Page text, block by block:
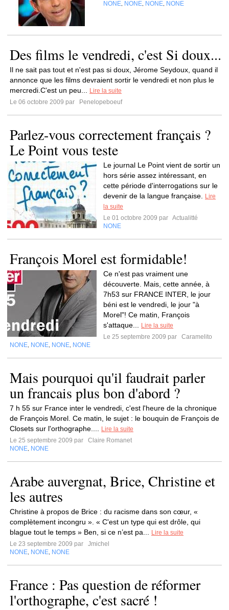
NONE NONE NONE NONE
Des films le vendredi, c'est Si doux...
Il ne sait pas tout et n'est pas si doux, Jérome Seydoux, quand il
annonce que les films devraient sortir le vendredi et non plus le
mercredi.C'est un peu...
Lire la suite
Le 06 octobre 2009 par
Penelopeboeuf
Parlez-vous correctement français ?
Le Point vous teste
Le journal Le Point vient de sortir un
hors série assez intéressant, en
cette période d'interrogations sur le
devenir de la langue française.
Lire
la suite
Le 01 octobre 2009 par Actualitté
NONE
François Morel est formidable!
Ce n'est pas vraiment une
découverte. Mais, cette année, à
7h53 sur FRANCE INTER, le jour
béni est le vendredi, le jour "à
Morel"! Ce matin, François
s'attaque...
Lire la suite
Le 25 septembre 2009 par
Caramelito
NONE NONE NONE NONE
Mais pourquoi qu'il faudrait parler
un francais plus bon d'abord ?
7 h 55 sur France inter le vendredi, c'est l'heure de la chronique
de François Morel. Ce matin, le sujet : le bouquin de François de
Closets sur l'orthographe....
Lire la suite
Le 25 septembre 2009 par
Claire Romanet
NONE NONE
Arabe auvergnat, Brice, Christine et
les autres
Christine à propos de Brice : du racisme dans son cœur, «
complètement incongru ». « C'est un type qui est drôle, qui
blague tout le temps » Ben, si ce n’est pa...
Lire la suite
Le 23 septembre 2009 par
Jmichel
NONE NONE NONE
France : Pas question de réformer
l'orthographe, c'est sacré !